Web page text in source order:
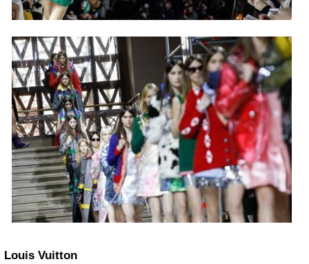
Louis Vuitton